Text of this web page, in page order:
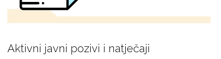
Aktivni javni pozivi i natječaji